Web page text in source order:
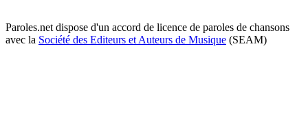
Paroles.net dispose d'un accord de licence de paroles de chansons
avec la Société des Editeurs et Auteurs de Musique (SEAM)